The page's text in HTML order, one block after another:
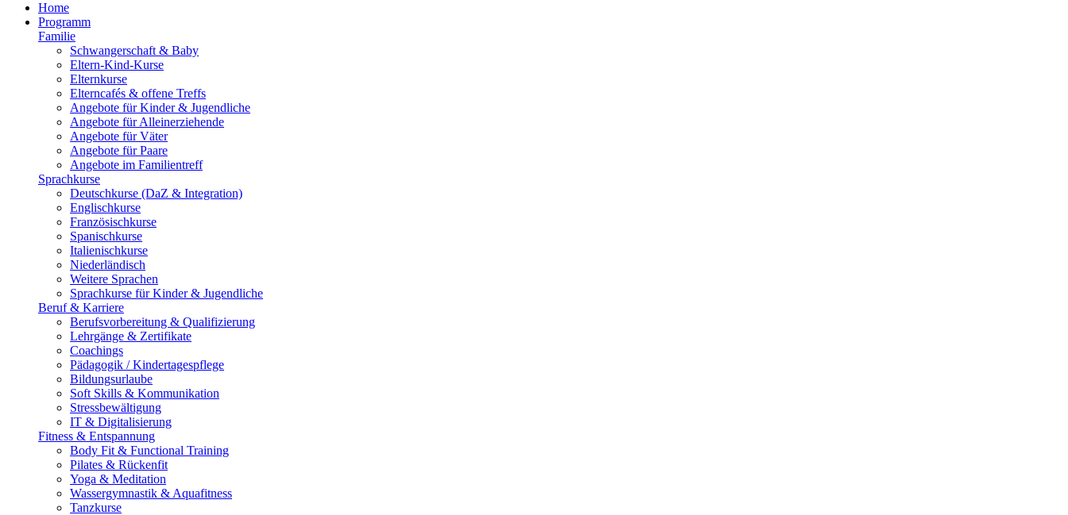
Home
Programm
Familie
Schwangerschaft & Baby
Eltern-Kind-Kurse
Elternkurse
Elterncafés & offene Treffs
Angebote für Kinder & Jugendliche
Angebote für Alleinerziehende
Angebote für Väter
Angebote für Paare
Angebote im Familientreff
Sprachkurse
Deutschkurse (DaZ & Integration)
Englischkurse
Französischkurse
Spanischkurse
Italienischkurse
Niederländisch
Weitere Sprachen
Sprachkurse für Kinder & Jugendliche
Beruf & Karriere
Berufsvorbereitung & Qualifizierung
Lehrgänge & Zertifikate
Coachings
Pädagogik / Kindertagespflege
Bildungsurlaube
Soft Skills & Kommunikation
Stressbewältigung
IT & Digitalisierung
Fitness & Entspannung
Body Fit & Functional Training
Pilates & Rückenfit
Yoga & Meditation
Wassergymnastik & Aquafitness
Tanzkurse